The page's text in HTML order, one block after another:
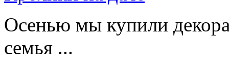
Осенью мы купили
семья ...